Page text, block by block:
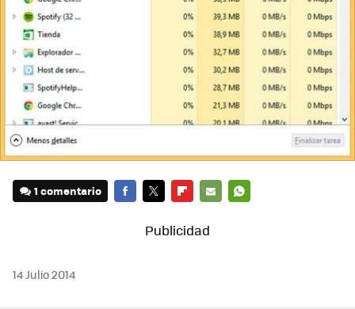
1 comentario
MAIL
14 Julio 2014